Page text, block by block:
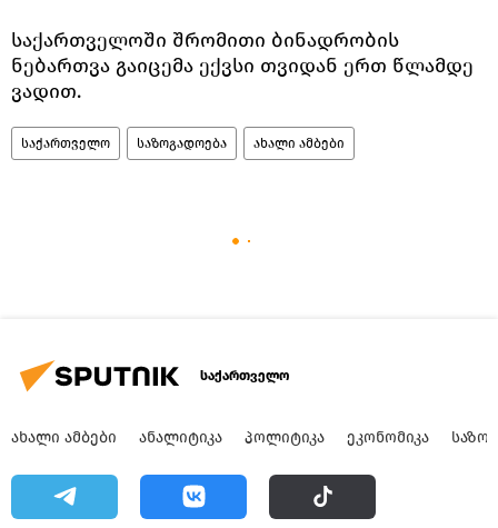
საქართველოში შრომითი ბინადრობის
ნებართვა გაიცემა ექვსი თვიდან ერთ წლამდე
ვადით.
საქართველო საზოგადოება ახალი ამბები
საქართველო
ᲐᲮᲐᲚᲘ ᲐᲛᲑᲔᲑᲘ ᲐᲜᲐᲚᲘᲢᲘᲙᲐ ᲞᲝᲚᲘᲢᲘᲙᲐ ᲔᲙᲝᲜᲝᲛᲘᲙᲐ